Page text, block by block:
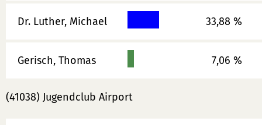
Dr. Luther, Michael 33,88 %
Gerisch, Thomas 7,06 %
(41038) Jugendclub Airport